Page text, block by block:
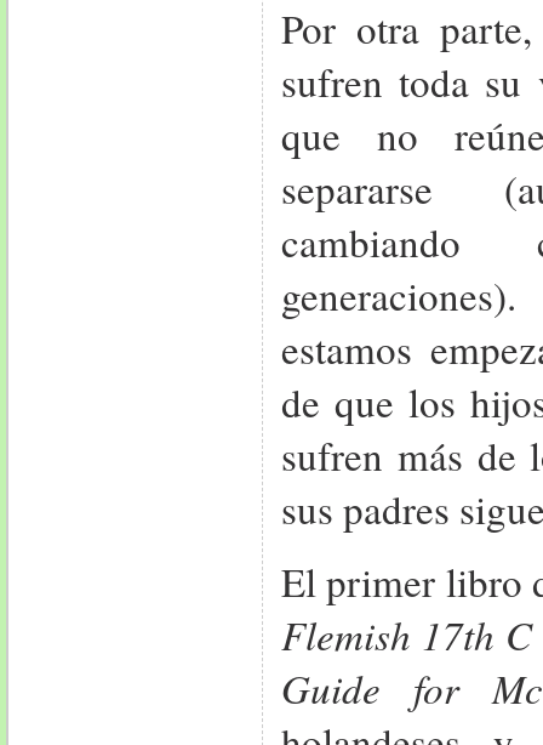
Por otra
sufren toda
que no
separarse
estamos
de que los
sufren más de
sus padres
El primer libro
Flemish 17th
Guide for